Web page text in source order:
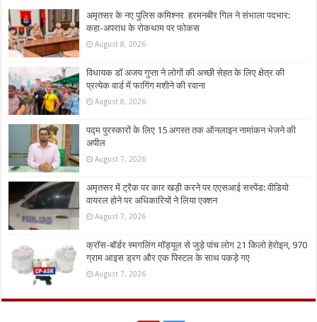
अमृतसर के नए पुलिस कमिश्नर हरमनबीर गिल ने संभाला पदभार:
कहा-अपराध के रोकथाम पर फोकस
August 8, 2026
विधायक डॉ अजय गुप्ता ने लोगों की अच्छी सेहत के लिए क्षेत्र की
प्रत्येक वार्ड में फागिंग मशीने की रवाना
August 8, 2026
पद्म पुरस्कारों के लिए 15 अगस्त तक ऑनलाइन नामांकन भेजने की
अपील
August 7, 2026
अमृतसर में ट्रैक पर कार खड़ी करने पर एएसआई सस्पेंड: वीडियो
वायरल होने पर अधिकारियों ने लिया एक्शन
August 7, 2026
क्रॉस-बॉर्डर स्मगलिंग मॉड्यूल से जुड़े पांच लोग 21 किलो हेरोइन, 970
ग्राम आइस ड्रग और एक पिस्टल के साथ पकड़े गए
August 7, 2026